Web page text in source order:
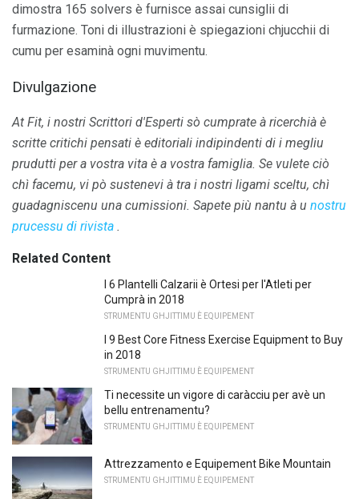
dimostra 165 solvers è furnisce assai cunsiglii di
furmazione. Toni di illustrazioni è spiegazioni chjucchii di
cumu per esaminà ogni muvimentu.
Divulgazione
At Fit, i nostri Scrittori d'Esperti sò cumprate à ricerchià è
scritte critichi pensati è editoriali indipindenti di i megliu
prudutti per a vostra vita è a vostra famiglia. Se vulete ciò
chì facemu, vi pò sustenevi à tra i nostri ligami sceltu, chì
guadagniscenu una cumissioni. Sapete più nantu à u nostru
prucessu di rivista .
Related Content
I 6 Plantelli Calzarii è Ortesi per l'Atleti per
Cumprà in 2018
STRUMENTU GHJITTIMU È EQUIPEMENT
I 9 Best Core Fitness Exercise Equipment to Buy
in 2018
STRUMENTU GHJITTIMU È EQUIPEMENT
Ti necessite un vigore di caràcciu per avè un
bellu entrenamentu?
STRUMENTU GHJITTIMU È EQUIPEMENT
Attrezzamento e Equipement Bike Mountain
STRUMENTU GHJITTIMU È EQUIPEMENT